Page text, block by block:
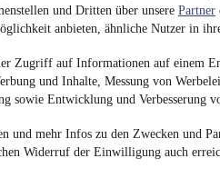
und Dritten über unsere Partner
anbieten, ähnliche Nutzer in
Zugriff auf Informationen auf einem
und Inhalte, Messung von
sowie Entwicklung und Verbesserung
und mehr Infos zu den Zwecken und
Widerruf der Einwilligung auch